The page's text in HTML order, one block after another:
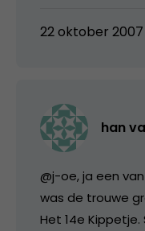
22 oktober 2007
han
@j-oe, ja een
was de trouwe
Het 14e